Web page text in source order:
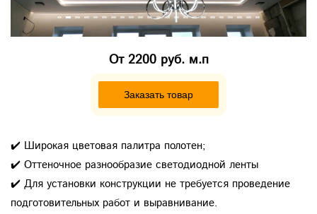
От 2200 руб. м.п
Заказать товар
✔️ Широкая цветовая палитра полотен;
✔️ Оттеночное разнообразие светодиодной ленты
✔️ Для установки конструкции не требуется проведение
подготовительных работ и выравнивание.